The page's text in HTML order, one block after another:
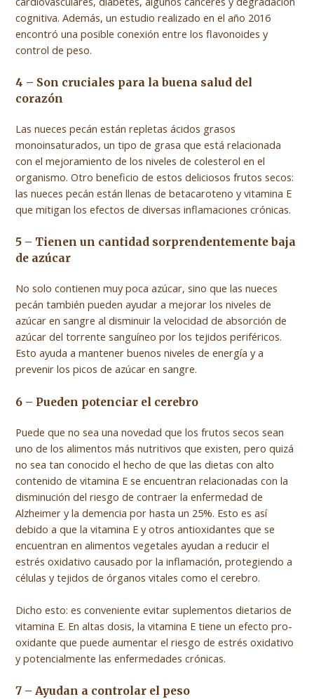
cognitiva. Además, un estudio realizado en el año 2016
encontró una posible conexión entre los flavonoides y
control de peso.
4 – Son cruciales para la buena salud del
corazón
Las nueces pecán están repletas ácidos grasos
monoinsaturados, un tipo de grasa que está relacionada
con el mejoramiento de los niveles de colesterol en el
organismo. Otro beneficio de estos deliciosos frutos secos:
las nueces pecán están llenas de betacaroteno y vitamina E
que mitigan los efectos de diversas inflamaciones crónicas.
5 – Tienen un cantidad sorprendentemente baja
de azúcar
No solo contienen muy poca azúcar, sino que las nueces
pecán también pueden ayudar a mejorar los niveles de
azúcar en sangre al disminuir la velocidad de absorción de
azúcar del torrente sanguíneo por los tejidos periféricos.
Esto ayuda a mantener buenos niveles de energía y a
prevenir los picos de azúcar en sangre.
6 – Pueden potenciar el cerebro
Puede que no sea una novedad que los frutos secos sean
uno de los alimentos más nutritivos que existen, pero quizá
no sea tan conocido el hecho de que las dietas con alto
contenido de vitamina E se encuentran relacionadas con la
disminución del riesgo de contraer la enfermedad de
Alzheimer y la demencia por hasta un 25%. Esto es así
debido a que la vitamina E y otros antioxidantes que se
encuentran en alimentos vegetales ayudan a reducir el
estrés oxidativo causado por la inflamación, protegiendo a
células y tejidos de órganos vitales como el cerebro.
Dicho esto: es conveniente evitar suplementos dietarios de
vitamina E. En altas dosis, la vitamina E tiene un efecto pro-
oxidante que puede aumentar el riesgo de estrés oxidativo
y potencialmente las enfermedades crónicas.
7 – Ayudan a controlar el peso